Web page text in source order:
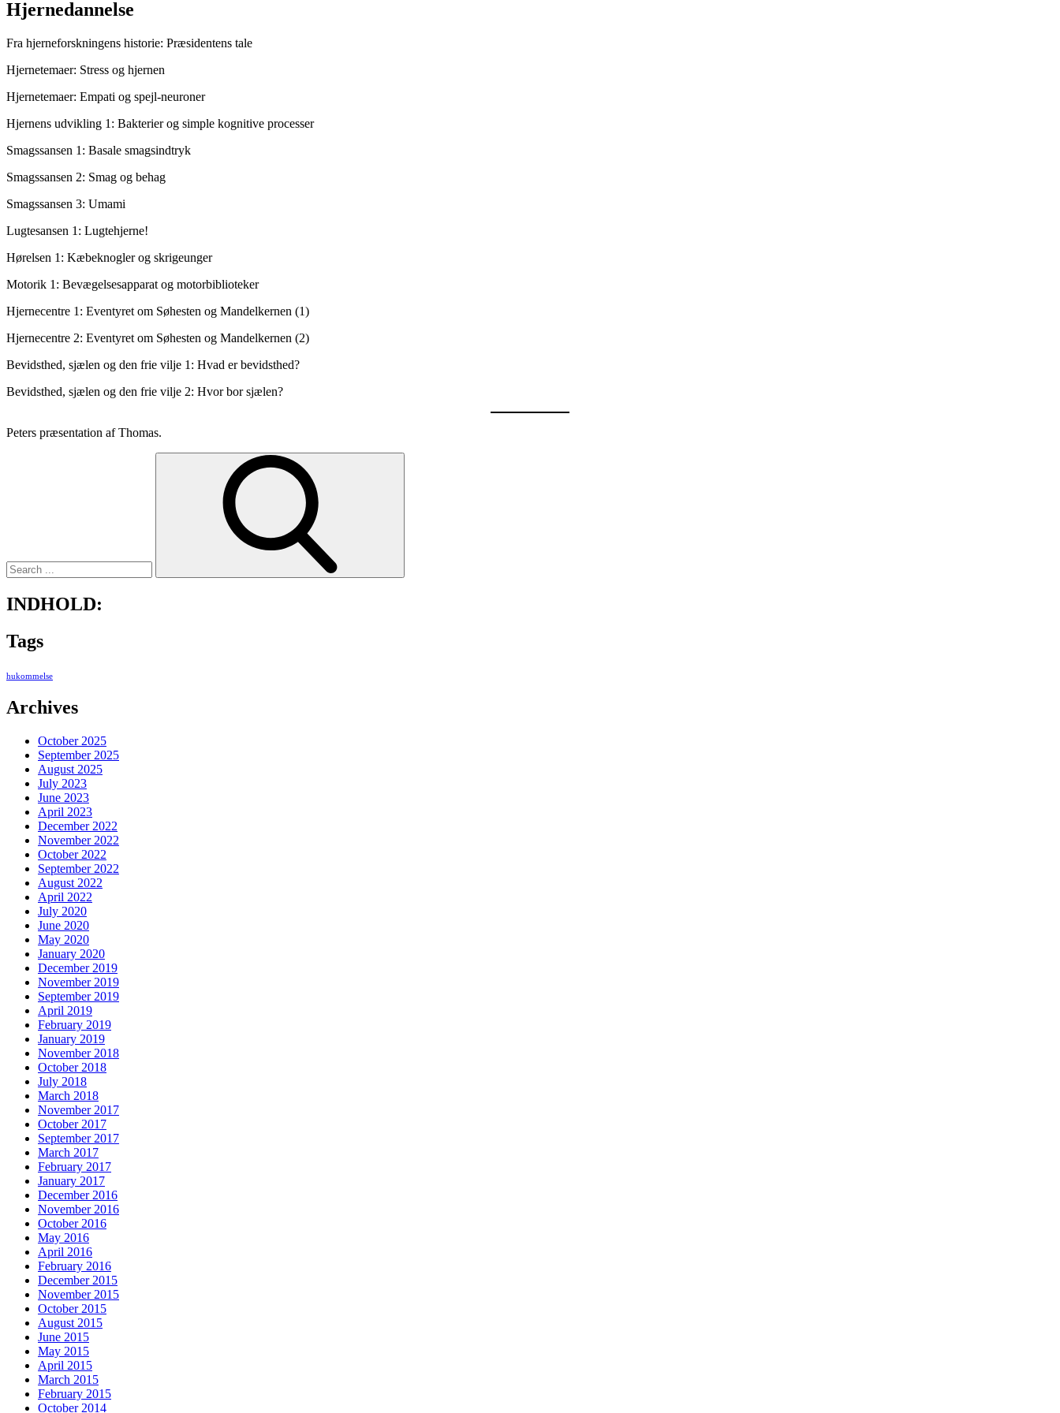
Hjernedannelse
Fra hjerneforskningens historie: Præsidentens tale
Hjernetemaer: Stress og hjernen
Hjernetemaer: Empati og spejl-neuroner
Hjernens udvikling 1: Bakterier og simple kognitive processer
Smagssansen 1: Basale smagsindtryk
Smagssansen 2: Smag og behag
Smagssansen 3: Umami
Lugtesansen 1: Lugtehjerne!
Hørelsen 1: Kæbeknogler og skrigeunger
Motorik 1: Bevægelsesapparat og motorbiblioteker
Hjernecentre 1: Eventyret om Søhesten og Mandelkernen (1)
Hjernecentre 2: Eventyret om Søhesten og Mandelkernen (2)
Bevidsthed, sjælen og den frie vilje 1: Hvad er bevidsthed?
Bevidsthed, sjælen og den frie vilje 2: Hvor bor sjælen?
Peters præsentation af Thomas.
INDHOLD:
Tags
hukommelse
Archives
October 2025
September 2025
August 2025
July 2023
June 2023
April 2023
December 2022
November 2022
October 2022
September 2022
August 2022
April 2022
July 2020
June 2020
May 2020
January 2020
December 2019
November 2019
September 2019
April 2019
February 2019
January 2019
November 2018
October 2018
July 2018
March 2018
November 2017
October 2017
September 2017
March 2017
February 2017
January 2017
December 2016
November 2016
October 2016
May 2016
April 2016
February 2016
December 2015
November 2015
October 2015
August 2015
June 2015
May 2015
April 2015
March 2015
February 2015
October 2014